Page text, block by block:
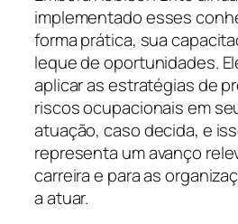
implementado esses
forma prática, sua
leque de oportunidades.
aplicar as estratégias de
riscos ocupacionais em
atuação, caso decida, e
representa um avanço
carreira e para as
a atuar.